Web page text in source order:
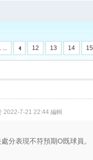
... 12 13 14 15
2022-7-21 22:44 編輯
分表現不符預期O既球員。